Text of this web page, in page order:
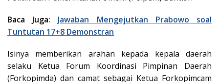
Baca Juga: Jawaban Mengejutkan Prabowo soal
Tuntutan 17+8 Demonstran
Isinya memberikan arahan kepada kepala daerah
selaku Ketua Forum Koordinasi Pimpinan Daerah
(Forkopimda) dan camat sebagai Ketua Forkopimcam